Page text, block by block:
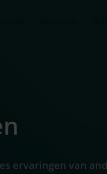
ervaringen van